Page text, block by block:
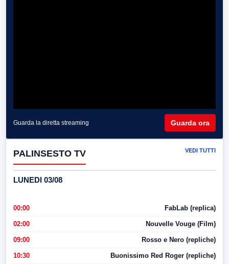
Guarda la diretta streaming Guarda ora
PALINSESTO TV VEDI TUTTI
LUNEDI 03/08
00:00 FabLab (replica)
02:00 Nouvelle Vouge (Film)
09:00 Rosso e Nero (repliche)
10:30 Buonissimo Red Roger (repliche)